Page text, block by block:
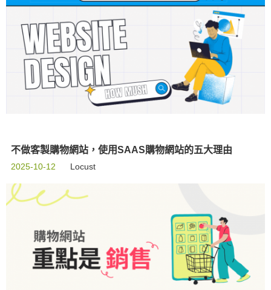
不做客製購物網站，使用SAAS購物網站的五大理由
2025-10-12 Locust